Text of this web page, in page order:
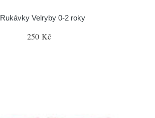
Rukávky Velryby 0-2 roky
250 Kč